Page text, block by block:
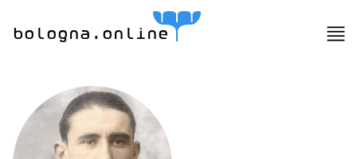
bologna.online